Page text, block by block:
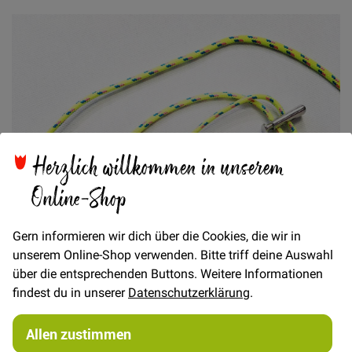
Herzlich willkommen in unserem
Online-Shop
Gern informieren wir dich über die Cookies, die wir in
unserem Online-Shop verwenden. Bitte triff deine Auswahl
über die entsprechenden Buttons. Weitere Informationen
findest du in unsererDatenschutzerklärung.
Allen zustimmen